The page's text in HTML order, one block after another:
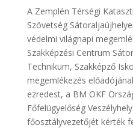
A Zemplén Térségi
Szövetség
védelmi világnapi
Szakképzési Centrum
Technikum, Szakképző
megemlékezés
ezredest, a BM OKF
Főfelügyelőség
főosztályvezetőjét kérték